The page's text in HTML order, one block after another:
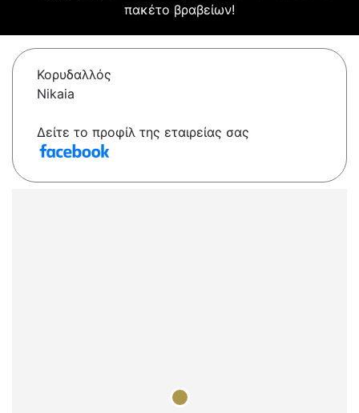
πακέτο βραβείων!
Κορυδαλλός
Nikaia
Δείτε το προφίλ της εταιρείας σας